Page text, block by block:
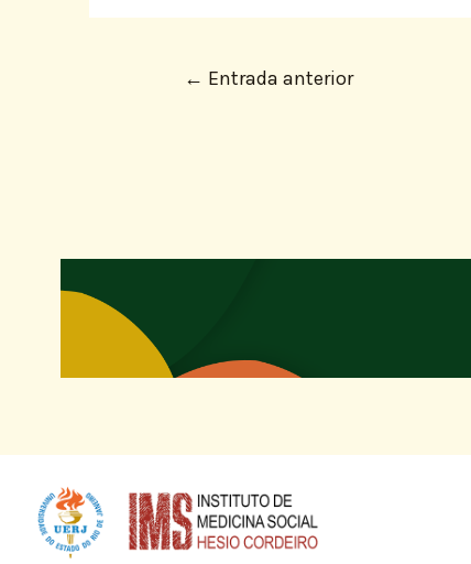
← Entrada anterior